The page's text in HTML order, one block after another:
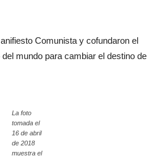
Comunista y cofundaron el
mundo para cambiar el destino de
La foto
tomada el
16 de abril
de 2018
muestra el